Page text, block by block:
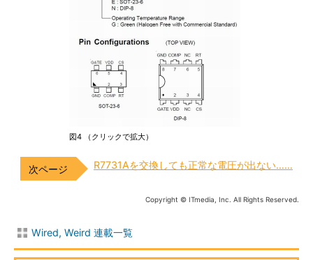
図4 （クリックで拡大）
R7731Aを交換しても正常な電圧が出ない……
Copyright © ITmedia, Inc. All Rights Reserved.
Wired, Weird 連載一覧